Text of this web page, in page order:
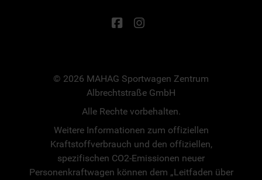
© 2026 MAHAG Sportwagen Zentrum
Albrechtstraße GmbH
Alle Rechte vorbehalten.
Weitere Informationen zum offiziellen
Kraftstoffverbrauch und den offiziellen,
spezifischen CO2-Emissionen neuer
Personenkraftwagen können dem „Leitfaden über